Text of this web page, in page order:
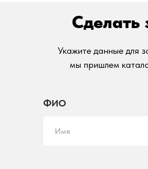
ФИО
Имя
Сделать
Укажите данные для
мы пришлем